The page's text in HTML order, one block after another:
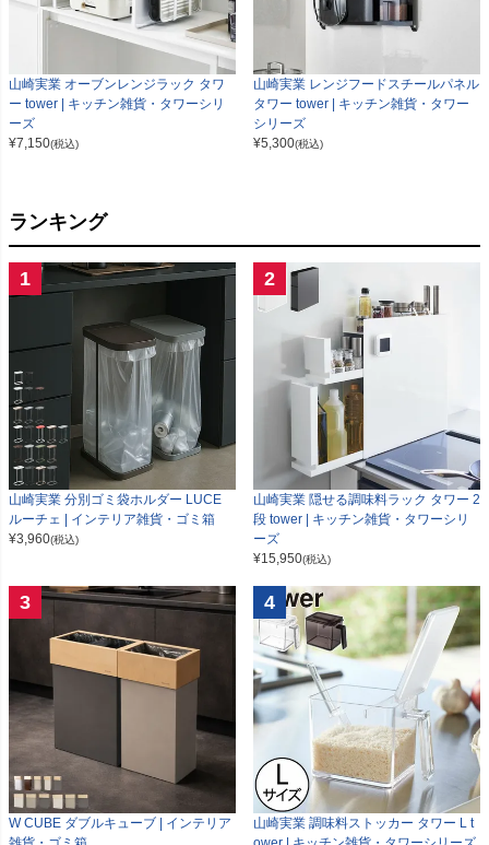
山崎実業 オーブンレンジラック タワ
ー tower | キッチン雑貨・タワーシリ
ーズ
¥7,150(税込)
山崎実業 レンジフードスチールパネル
タワー tower | キッチン雑貨・タワー
シリーズ
¥5,300(税込)
ランキング
1
山崎実業 分別ゴミ袋ホルダー LUCE
ルーチェ | インテリア雑貨・ゴミ箱
¥3,960(税込)
2
山崎実業 隠せる調味料ラック タワー 2
段 tower | キッチン雑貨・タワーシリ
ーズ
¥15,950(税込)
3
W CUBE ダブルキューブ | インテリア
4
山崎実業 調味料ストッカー タワー L t